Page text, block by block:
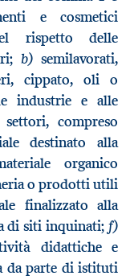
e cosmetici
rispetto delle
b) semilavorati,
cippato, oli o
industrie e alle
compreso
destinato alla
organico
o prodotti utili
finalizzato alla
di siti inquinati; f)
didattiche e
da parte di istituti